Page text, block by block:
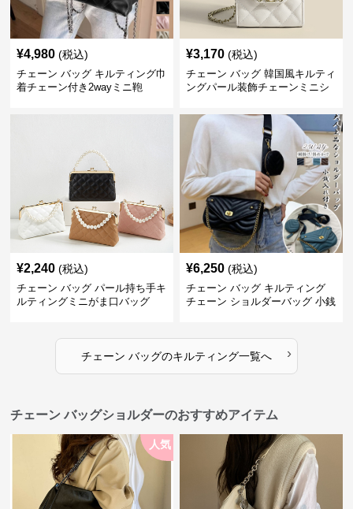
¥4,980 (税込)
チェーン バッグ キルティング巾
着チェーン付き2wayミニ鞄
¥3,170 (税込)
チェーン バッグ 韓国風キルティ
ングパール装飾チェーンミニシ
¥2,240 (税込)
チェーン バッグ パール持ち手キ
ルティングミニがま口バッグ
¥6,250 (税込)
チェーン バッグ キルティング
チェーン ショルダーバッグ 小銭
チェーン バッグのキルティング一覧へ ›
チェーン バッグショルダーのおすすめアイテム
人気